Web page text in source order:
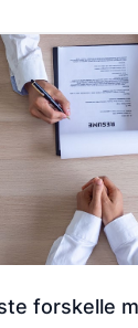
forskelle